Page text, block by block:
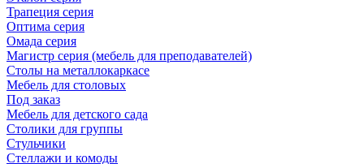
Трапеция серия
Оптима серия
Омада серия
Магистр серия (мебель для преподавателей)
Столы на металлокаркасе
Мебель для столовых
Под заказ
Мебель для детского сада
Столики для группы
Стульчики
Стеллажи и комоды